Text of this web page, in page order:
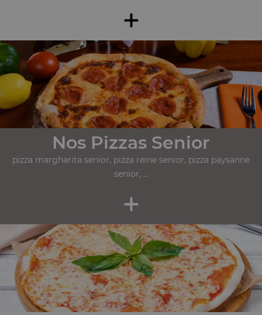
+
Nos Pizzas Senior
pizza margharita senior, pizza reine senior, pizza paysanne
senior, ...
+